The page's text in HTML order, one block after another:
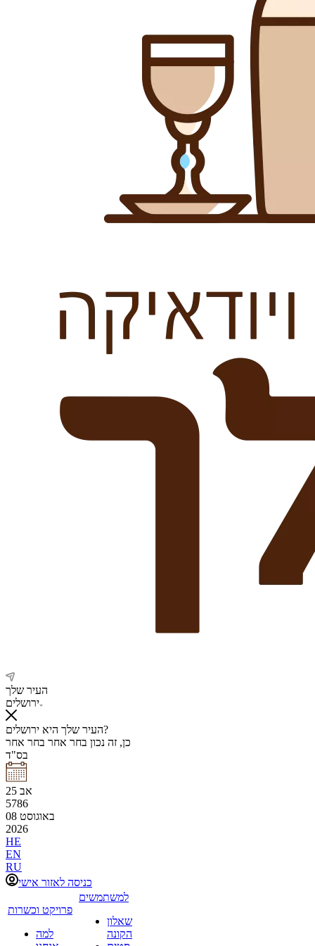
העיר שלך
ירושלים
העיר שלך היא ירושלים?
כן, זה נכון בחר אחר בחר אחר
בס"ד
25 אב
5786
08 באוגוסט
2026
HE
EN
RU
כניסה לאזור אישי
פרויקט וכשרות
למה
למשתמשים
שאלון
הקונה